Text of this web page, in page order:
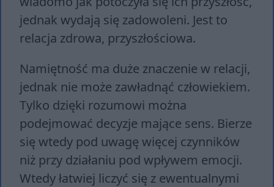
jednak wydają się zadowoleni. Jest to
relacja zdrowa, przyszłościowa.
Namiętność ma duże znaczenie w relacji,
jednak nie może zawładnąć człowiekiem.
Tylko dzięki rozumowi można
podejmować decyzje mające sens. Bierze
się wtedy pod uwagę więcej czynników
niż przy działaniu pod wpływem emocji.
Wtedy łatwiej liczyć się z ewentualnymi